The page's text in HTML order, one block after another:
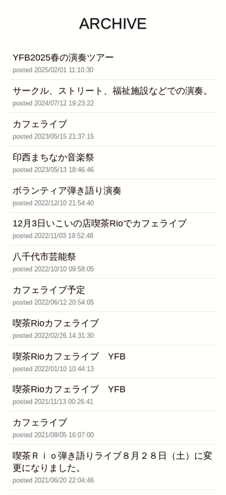
ARCHIVE
YFB2025春の演奏ツアー
posted 2025/02/01 11:10:30
サークル、ストリート、福祉施設などでの演奏。
posted 2024/07/12 19:23:22
カフェライブ
posted 2023/05/15 21:37:15
印西まちなか音楽祭
posted 2023/05/13 18:46:46
ボランティア弾き語り演奏
posted 2022/12/10 21:54:40
12月3日いこいの店喫茶Rioでカフェライブ
posted 2022/11/03 19:52:48
八千代市芸能祭
posted 2022/10/10 09:58:05
カフェライブ予定
posted 2022/06/12 20:54:05
喫茶Rioカフェライブ
posted 2022/02/26 14:31:30
喫茶Rioカフェライブ YFB
posted 2022/01/10 10:44:13
喫茶Rioカフェライブ YFB
posted 2021/11/13 00:26:41
カフェライブ
posted 2021/08/05 16:07:00
喫茶Ｒｉｏ弾き語りライブ８月２８日（土）に変
更になりました。
posted 2021/06/20 22:04:46